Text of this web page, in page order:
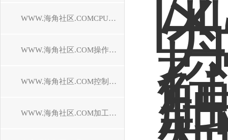
WWW.海角社区.COMCPU模块维修中心
WWW.海角社区.COM操作面板维修
WWW.海角社区.COM控制器维修
WWW.海角社区.COM加工中心维修